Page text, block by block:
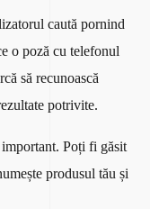
caută pornind
o poză cu telefonul
să recunoască
potrivite.
important. Poți fi găsit
produsul tău și